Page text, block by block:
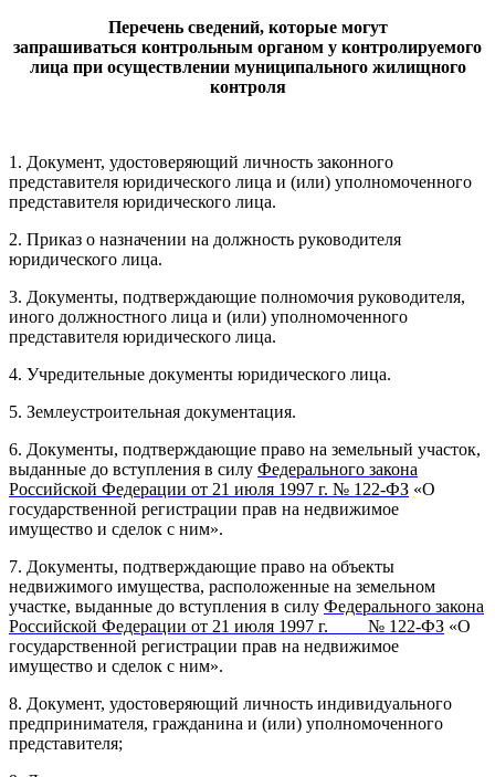
Перечень сведений, которые могут
запрашиваться контрольным органом у контролируемого
лица при осуществлении муниципального жилищного
контроля
1. Документ, удостоверяющий личность законного
представителя юридического лица и (или) уполномоченного
представителя юридического лица.
2. Приказ о назначении на должность руководителя
юридического лица.
3. Документы, подтверждающие полномочия руководителя,
иного должностного лица и (или) уполномоченного
представителя юридического лица.
4. Учредительные документы юридического лица.
5. Землеустроительная документация.
6. Документы, подтверждающие право на земельный участок,
выданные до вступления в силу Федерального закона
Российской Федерации от 21 июля 1997 г. № 122-ФЗ «О
государственной регистрации прав на недвижимое
имущество и сделок с ним».
7. Документы, подтверждающие право на объекты
недвижимого имущества, расположенные на земельном
участке, выданные до вступления в силу Федерального закона
Российской Федерации от 21 июля 1997 г. № 122-ФЗ «О
государственной регистрации прав на недвижимое
имущество и сделок с ним».
8. Документ, удостоверяющий личность индивидуального
предпринимателя, гражданина и (или) уполномоченного
представителя;